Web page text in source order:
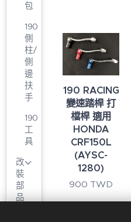
包
190
側
柱/
側
邊
扶
手
190
工
具
改
裝
部
品
190 RACING
變速踏桿 打
檔桿 適用
HONDA
CRF150L
(AYSC-
1280)
900 TWD